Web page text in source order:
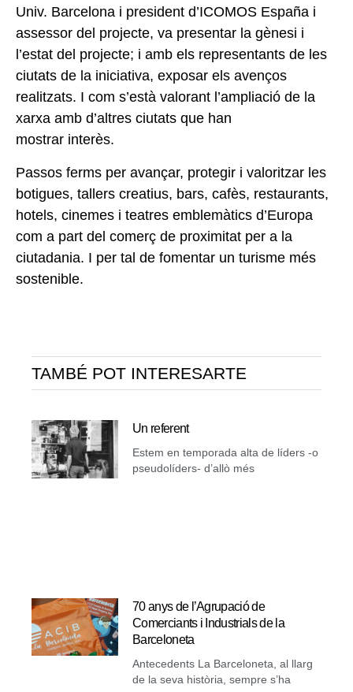
Univ. Barcelona i president d’ICOMOS España i
assessor del projecte, va presentar la gènesi i
l’estat del projecte; i amb els representants de les
ciutats de la iniciativa, exposar els avenços
realitzats. I com s’està valorant l’ampliació de la
xarxa amb d’altres ciutats que han
mostrar interès.
Passos ferms per avançar, protegir i valoritzar les
botigues, tallers creatius, bars, cafès, restaurants,
hotels, cinemes i teatres emblemàtics d’Europa
com a part del comerç de proximitat per a la
ciutadania. I per tal de fomentar un turisme més
sostenible.
TAMBÉ POT INTERESARTE
Un referent
Estem en temporada alta de líders -o
pseudolíders- d’allò més
70 anys de l’Agrupació de
Comerciants i Industrials de la
Barceloneta
Antecedents La Barceloneta, al llarg
de la seva història, sempre s’ha